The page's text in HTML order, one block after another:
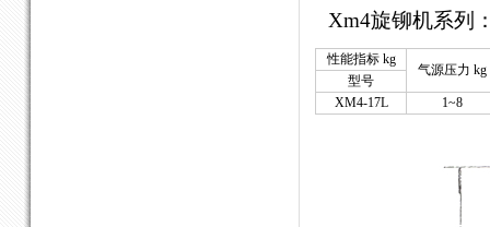
Xm4旋铆机系列
性能指标 kg
气源压力 kg
型号
XM4-17L
1~8